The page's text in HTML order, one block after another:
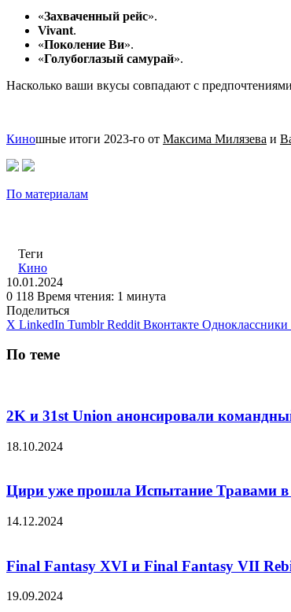
«Захваченный рейс».
Vivant.
«Поколение Ви».
«Голубоглазый самурай».
Насколько ваши вкусы совпадают с
Киношные итоги 2023-го от Максима Милязева и
По материалам
Теги
Кино
10.01.2024
0 118 Время чтения: 1 минута
Поделиться
X LinkedIn Tumblr Reddit Вконтакте Одноклассники
По теме
2K и 31st Union анонсировали
18.10.2024
Цири уже прошла Испытание Травами в
14.12.2024
Final Fantasy XVI и Final Fantasy VII
19.09.2024